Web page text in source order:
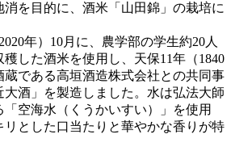
を目的に、酒米「山田錦」の栽培に
年）10月に、農学部の学生約20人
した酒米を使用し、天保11年（1840
である高垣酒造株式会社との共同事
酒」を製造しました。水は弘法大師
空海水（くうかいすい）」を使用
リとした口当たりと華やかな香りが特